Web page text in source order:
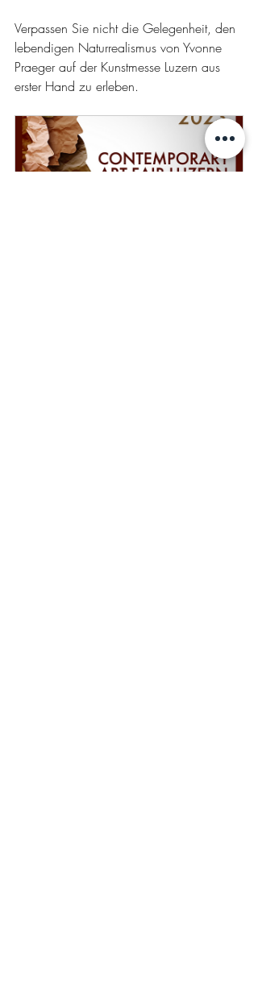
Verpassen Sie nicht die Gelegenheit, den
lebendigen Naturrealismus von Yvonne
Praeger auf der Kunstmesse Luzern aus
erster Hand zu erleben.